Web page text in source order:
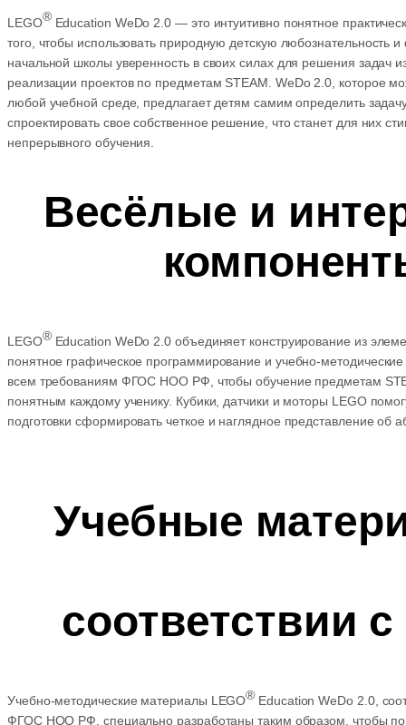
LEGO®Education WeDo 2.0 — это интуитивно понятное
того, чтобы использовать природную детскую любознательность
начальной школы уверенность в своих силах для решения задач
реализации проектов по предметам STEAM. WeDo 2.0, которое
любой учебной среде, предлагает детям самим определить
спроектировать свое собственное решение, что станет для них
непрерывного обучения.
Весёлые и
LEGO®Education WeDo 2.0 объединяет конструирование из
понятное графическое программирование и учебно-
всем требованиям ФГОС НОО РФ, чтобы обучение предметам
понятным каждому ученику. Кубики, датчики и моторы LEGO
подготовки сформировать четкое и наглядное представление об
Учебные
соответствии
Учебно-методические материалы LEGO® Education WeDo 2.0,
ФГОС НОО РФ, специально разработаны таким образом, чтобы